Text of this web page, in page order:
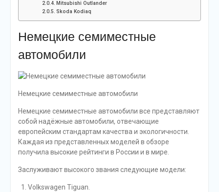
Mitsubishi Outlander
Skoda Kodiaq
Немецкие семиместные
автомобили
Немецкие семиместные автомобили
Немецкие семиместные автомобили все представляют
собой надёжные автомобили, отвечающие
европейским стандартам качества и экологичности.
Каждая из представленных моделей в обзоре
получила высокие рейтинги в России и в мире.
Заслуживают высокого звания следующие модели:
Volkswagen Tiguan.